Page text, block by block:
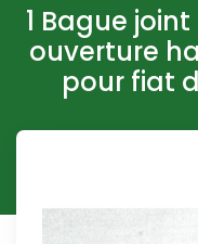
1 Bague
ouverture
pour fiat